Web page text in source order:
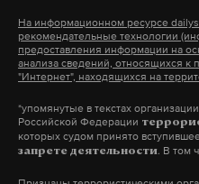
судить в 2016 году.
летний уроженец
Додохонов, дал
участников
девять выходцев из
годах грабили и
Московского региона.
Дзен
На информационном ресурсе
рекомендательные технологии
предоставления информации на
анализа сведений, относящихся к
"Интернет", находящихся на
*упомянутые в текстах
Российской Федерации
которых судом принято
запрете деятельности. В том